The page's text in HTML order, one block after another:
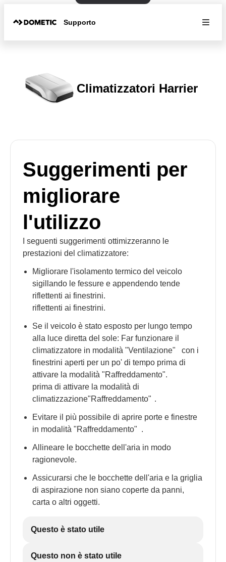
Supporto
Climatizzatori Harrier
Suggerimenti per
migliorare
l'utilizzo
I seguenti suggerimenti ottimizzeranno le
prestazioni del climatizzatore:
Migliorare l'isolamento termico del veicolo
sigillando le fessure e appendendo tende
riflettenti ai finestrini.
riflettenti ai finestrini.
Se il veicolo è stato esposto per lungo tempo
alla luce diretta del sole: Far funzionare il
climatizzatore in modalità "Ventilazione"
con i
finestrini aperti per un po' di tempo prima di
attivare la modalità "Raffreddamento".
prima di attivare la modalità di
climatizzazione"Raffreddamento" .
Evitare il più possibile di aprire porte e finestre
in modalità "Raffreddamento" .
Allineare le bocchette dell'aria in modo
ragionevole.
Assicurarsi che le bocchette dell'aria e la griglia
di aspirazione non siano coperte da panni,
carta o altri oggetti.
Questo è stato utile
Questo non è stato utile